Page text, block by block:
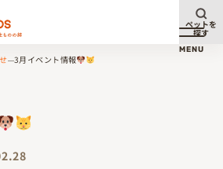
メニ
MENU
ペットを
探す
3月イベント情報